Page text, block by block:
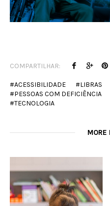
COMPARTILHAR:
ACESSIBILIDADE
LIBRAS
PESSOAS COM DEFICIÊNCIA
TECNOLOGIA
MORE